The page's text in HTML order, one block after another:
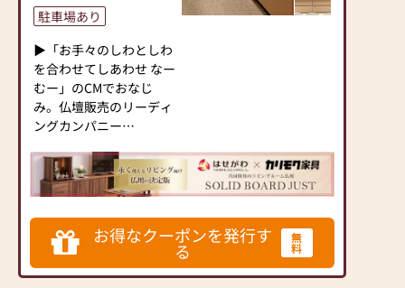
駐車場あり
▶「お手々のしわとしわ
を合わせてしあわせ なー
むー」のCMでおなじ
み。仏壇販売のリーディ
ングカンパニー
国内家具専門メーカー
と、モダンなインテリア
にマッチするお仏壇を展
開
◆◆ お陰様で創業94年
◆◆
お得なクーポンを発行す
る
無
料